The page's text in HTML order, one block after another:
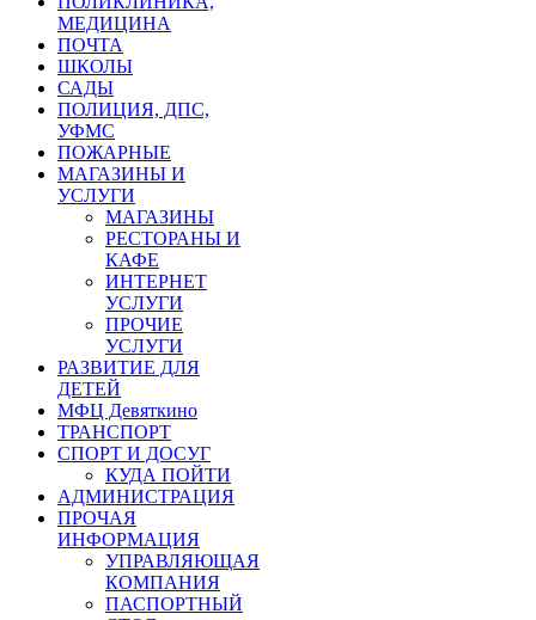
МЕДИЦИНА
ПОЧТА
ШКОЛЫ
САДЫ
ПОЛИЦИЯ, ДПС,
УФМС
ПОЖАРНЫЕ
МАГАЗИНЫ И
УСЛУГИ
МАГАЗИНЫ
РЕСТОРАНЫ И
КАФЕ
ИНТЕРНЕТ
УСЛУГИ
ПРОЧИЕ
УСЛУГИ
РАЗВИТИЕ ДЛЯ
ДЕТЕЙ
МФЦ Девяткино
ТРАНСПОРТ
СПОРТ И ДОСУГ
КУДА ПОЙТИ
АДМИНИСТРАЦИЯ
ПРОЧАЯ
ИНФОРМАЦИЯ
УПРАВЛЯЮЩАЯ
КОМПАНИЯ
ПАСПОРТНЫЙ